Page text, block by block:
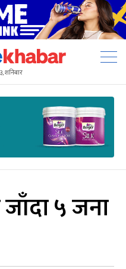
शनिबार
जाँदा ५ जना